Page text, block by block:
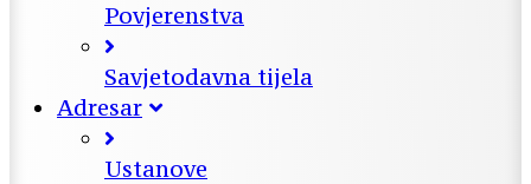
Povjerenstva
Savjetodavna tijela
Adresar
Ustanove